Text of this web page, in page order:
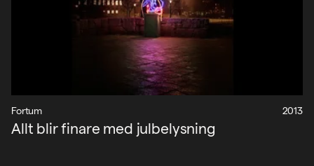
Fortum 2013
Allt blir finare med julbelysning